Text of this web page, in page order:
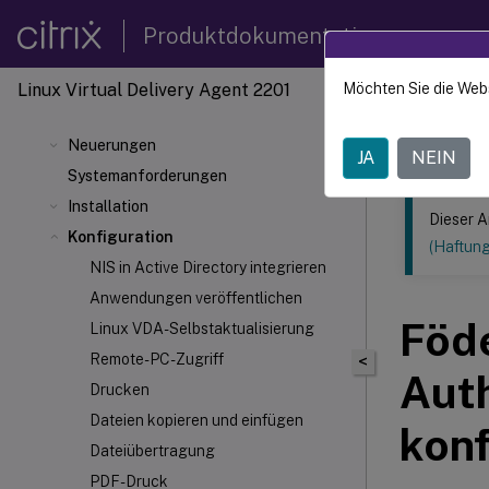
Produktdokumentation
Linux Virtual Delivery Agent 2201
Neuerungen
Systemanforderungen
Installation
Konfiguration
NIS in Active Directory integrieren
Anwendungen veröffentlichen
Linux VDA-Selbstaktualisierung
Remote-PC-Zugriff
Drucken
Dateien kopieren und einfügen
Dateiübertragung
PDF-Druck
Dieser Inhalt
Linux
<
Dieser
Möchten Sie die
JA NEIN